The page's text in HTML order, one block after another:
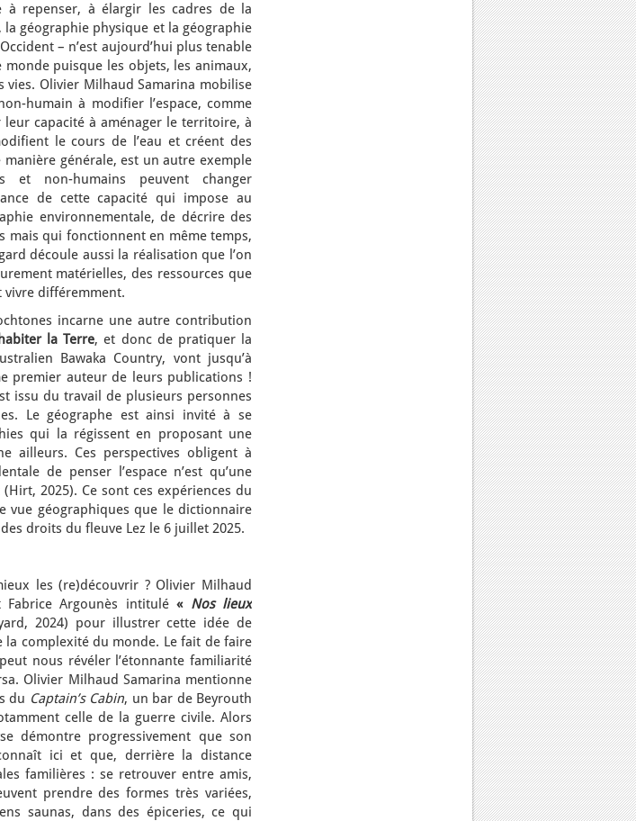
à repenser, à élargir les cadres de la
géographie physique et la géographie
– n’est aujourd’hui plus tenable
puisque les objets, les animaux,
vies. Olivier Milhaud Samarina mobilise
humain à modifier l’espace, comme
capacité à aménager le territoire, à
le cours de l’eau et créent des
générale, est un autre exemple
et non-humains peuvent changer
de cette capacité qui impose au
environnementale, de décrire des
mais qui fonctionnent en même temps,
découle aussi la réalisation que l’on
matérielles, des ressources que
vivre différemment.
incarne une autre contribution
la Terre, et donc de pratiquer la
Bawaka Country, vont jusqu’à
premier auteur de leurs publications !
issu du travail de plusieurs personnes
Le géographe est ainsi invité à se
qui la régissent en proposant une
ailleurs. Ces perspectives obligent à
de penser l’espace n’est qu’une
2025). Ce sont ces expériences du
vue géographiques que le dictionnaire
droits du fleuve Lez le 6 juillet 2025.
les (re)découvrir ? Olivier Milhaud
Fabrice Argounès intitulé« Nos lieux
2024) pour illustrer cette idée de
complexité du monde. Le fait de faire
nous révéler l’étonnante familiarité
Olivier Milhaud Samarina mentionne
du Captain’s Cabin, un bar de Beyrouth
celle de la guerre civile. Alors
démontre progressivement que son
ici et que, derrière la distance
familières : se retrouver entre amis,
prendre des formes très variées,
saunas, dans des épiceries, ce qui